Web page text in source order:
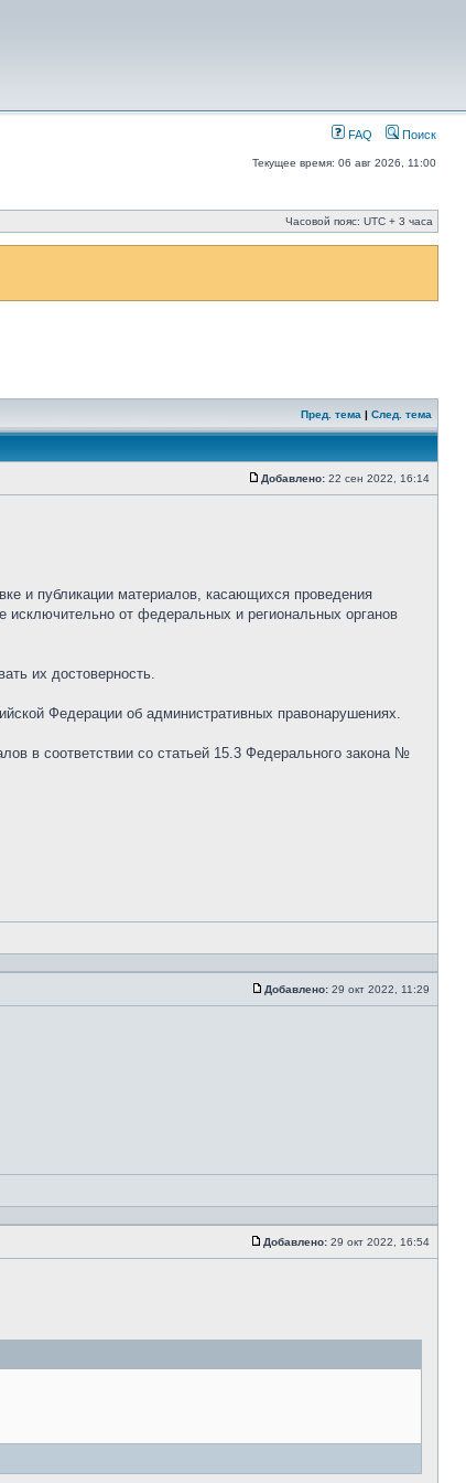
FAQ Поиск
Текущее время: 06 авг 2026, 11:00
Часовой пояс: UTC + 3 часа
Пред. тема | След. тема
Добавлено: 22 сен 2022, 16:14
и публикации материалов, касающихся проведения
от федеральных и региональных органов
их достоверность.
Федерации об административных правонарушениях.
в соответствии со статьей 15.3 Федерального закона №
Добавлено: 29 окт 2022, 11:29
Добавлено: 29 окт 2022, 16:54